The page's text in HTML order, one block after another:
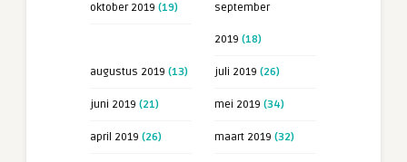
oktober 2019 (19) september
2019 (18)
augustus 2019 (13) juli 2019 (26)
juni 2019 (21) mei 2019 (34)
april 2019 (26) maart 2019 (32)